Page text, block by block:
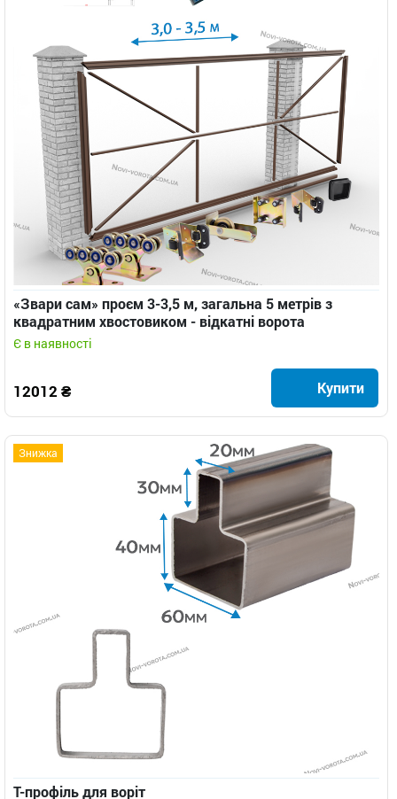
«Звари сам» проєм 3-3,5 м, загальна 5 метрів з
квадратним хвостовиком - відкатні ворота
Є в наявності
12012 ₴ Купити
Знижка
Т-профіль для воріт